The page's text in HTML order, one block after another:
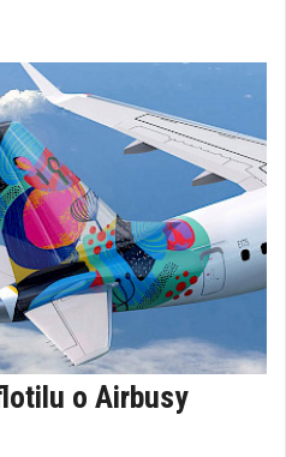
o Airbusy